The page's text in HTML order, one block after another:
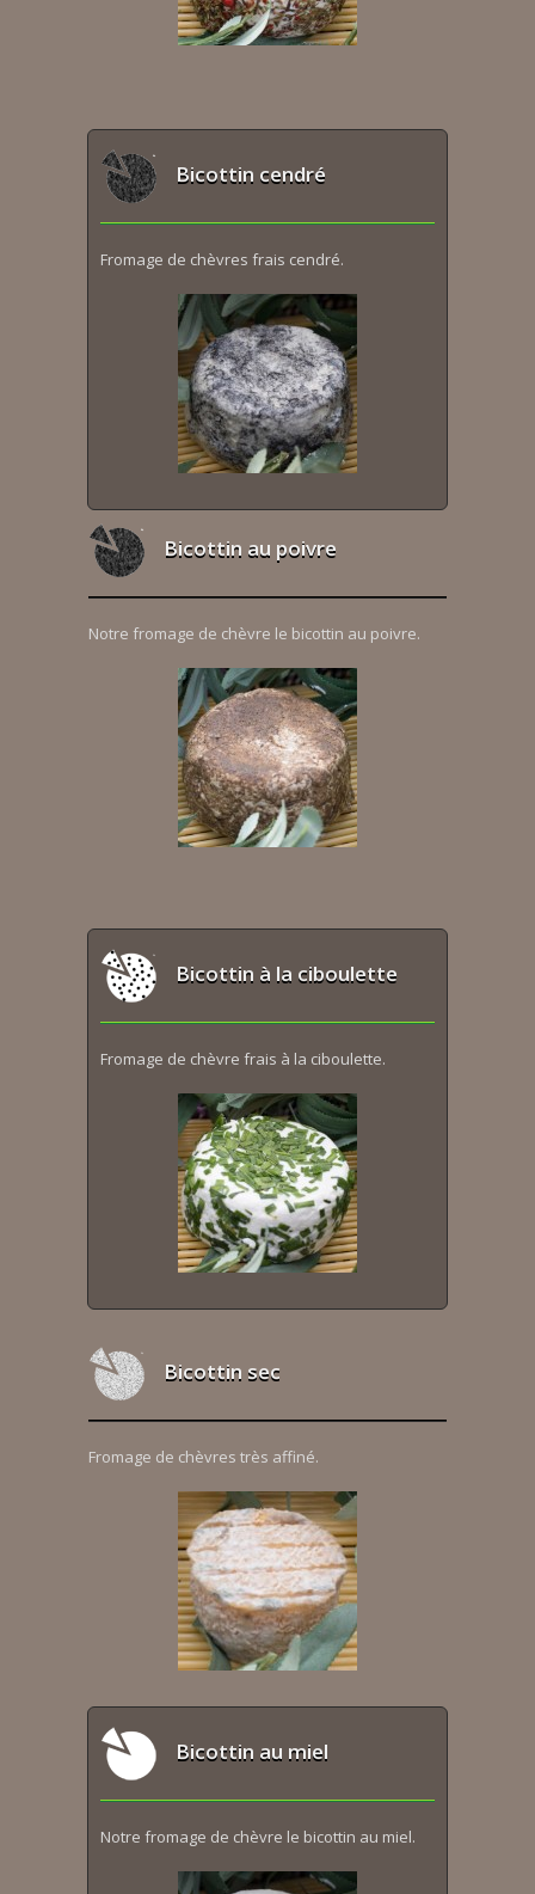
Bicottin cendré
Fromage de chèvres frais cendré.
Bicottin au poivre
Notre fromage de chèvre le bicottin au poivre.
Bicottin à la ciboulette
Fromage de chèvre frais à la ciboulette.
Bicottin sec
Fromage de chèvres très affiné.
Bicottin au miel
Notre fromage de chèvre le bicottin au miel.